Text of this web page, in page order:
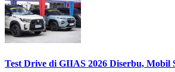
Test Drive di GIIAS 2026 Diserbu, Mobil